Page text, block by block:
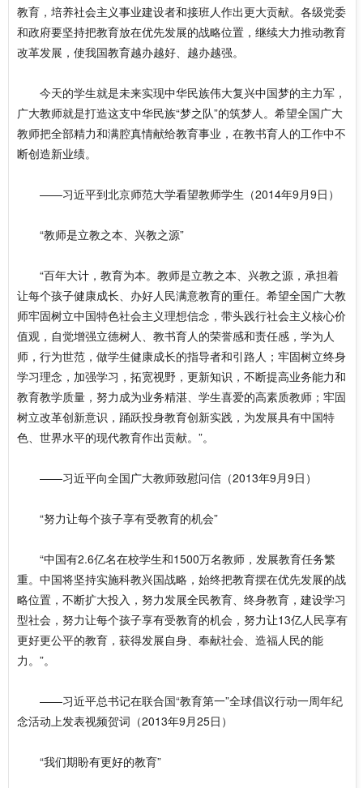
教育，培养社会主义事业建设者和接班人作出更大贡献。各级党委
和政府要坚持把教育放在优先发展的战略位置，继续大力推动教育
改革发展，使我国教育越办越好、越办越强。
今天的学生就是未来实现中华民族伟大复兴中国梦的主力军，
广大教师就是打造这支中华民族“梦之队”的筑梦人。希望全国广大
教师把全部精力和满腔真情献给教育事业，在教书育人的工作中不
断创造新业绩。
——习近平到北京师范大学看望教师学生（2014年9月9日）
“教师是立教之本、兴教之源”
“百年大计，教育为本。教师是立教之本、兴教之源，承担着
让每个孩子健康成长、办好人民满意教育的重任。希望全国广大教
师牢固树立中国特色社会主义理想信念，带头践行社会主义核心价
值观，自觉增强立德树人、教书育人的荣誉感和责任感，学为人
师，行为世范，做学生健康成长的指导者和引路人；牢固树立终身
学习理念，加强学习，拓宽视野，更新知识，不断提高业务能力和
教育教学质量，努力成为业务精湛、学生喜爱的高素质教师；牢固
树立改革创新意识，踊跃投身教育创新实践，为发展具有中国特
色、世界水平的现代教育作出贡献。”。
——习近平向全国广大教师致慰问信（2013年9月9日）
“努力让每个孩子享有受教育的机会”
“中国有2.6亿名在校学生和1500万名教师，发展教育任务繁
重。中国将坚持实施科教兴国战略，始终把教育摆在优先发展的战
略位置，不断扩大投入，努力发展全民教育、终身教育，建设学习
型社会，努力让每个孩子享有受教育的机会，努力让13亿人民享有
更好更公平的教育，获得发展自身、奉献社会、造福人民的能
力。”。
——习近平总书记在联合国“教育第一”全球倡议行动一周年纪
念活动上发表视频贺词（2013年9月25日）
“我们期盼有更好的教育”